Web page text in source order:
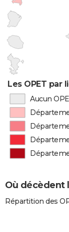
Les OPET par
Aucun
Où décèdent
Répartition des